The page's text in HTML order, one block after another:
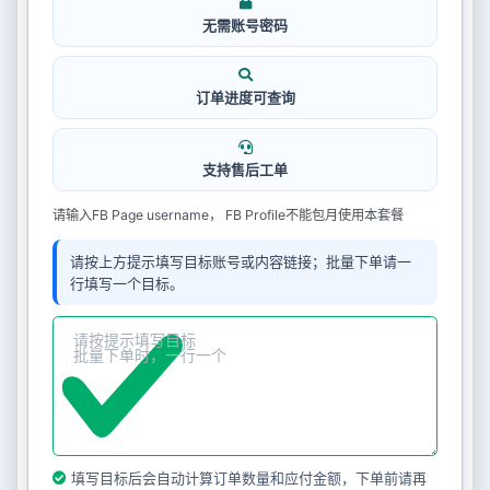
无需账号密码
订单进度可查询
支持售后工单
请输入FB Page username， FB Profile不能包月使用本套餐
请按上方提示填写目标账号或内容链接；批量下单请一
行填写一个目标。
填写目标后会自动计算订单数量和应付金额，下单前请再